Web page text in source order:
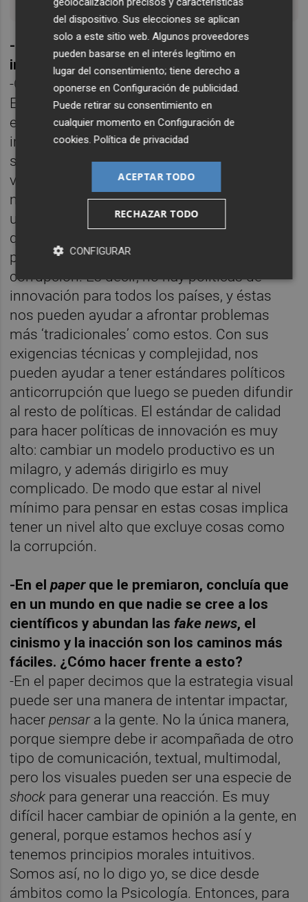
-Detengámonos un momento en su idea de
innovación.
-Claro, porque cada cual tiene su concepto.
El mío es que la innovación es una novedad
en la práctica que añade valor. Todo es
importante, también que sea una novedad
sobre la práctica. La pregunta es qué tipo de
valor añades. Pero permíteme volver un
momento a las políticas de innovación. Hay
un economista,
Andrés Rodríguez-Pose
que dice que en muchos casos, la mejor
política de innovación es la política contra la
corrupción. Es decir, no hay políticas de
innovación para todos los países, y éstas
nos pueden ayudar a afrontar problemas
más ‘tradicionales’ como estos. Con sus
exigencias técnicas y complejidad, nos
pueden ayudar a tener estándares políticos
anticorrupción que luego se pueden difundir
al resto de políticas. El estándar de calidad
para hacer políticas de innovación es muy
alto: cambiar un modelo productivo es un
milagro, y además dirigirlo es muy
complicado. De modo que estar al nivel
mínimo para pensar en estas cosas implica
tener un nivel alto que excluye cosas como
la corrupción.
-En elpaperque le premiaron, concluía que
en un mundo en que nadie se cree a los
científicos y abundan las fake news, el
cinismo y la inacción son los caminos más
fáciles. ¿Cómo hacer frente a esto?
-En el paper decimos que la estrategia visual
puede ser una manera de intentar impactar,
hacerpensar a la gente. No la única manera,
porque siempre debe ir acompañada de otro
tipo de comunicación, textual, multimodal,
pero los visuales pueden ser una especie de
shock para generar una reacción. Es muy
difícil hacer cambiar de opinión a la gente, en
general, porque estamos hechos así y
tenemos principios morales intuitivos.
Somos así, no lo digo yo, se dice desde
ámbitos como la Psicología. Entonces, para
del dispositivo. Sus elecciones se aplican
solo a este sitio web. Algunos proveedores
pueden basarse en el interés legítimo en
lugar del consentimiento; tiene derecho a
oponerse enConfiguración de publicidad.
Puede retirar su consentimiento en
cualquier momento enConfiguración de
cookies.Política de privacidad
ACEPTAR TODO
RECHAZAR TODO
CONFIGURAR